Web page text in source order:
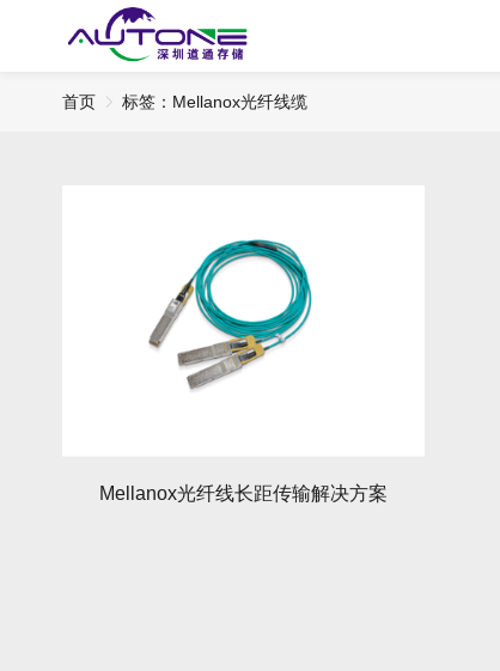
首页 标签：Mellanox光纤线缆
Mellanox光纤线长距传输解决方案